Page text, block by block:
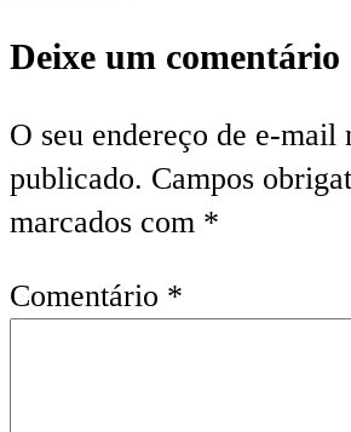
Deixe um comentário
O seu endereço de e-mail
publicado. Campos
marcados com *
Comentário *